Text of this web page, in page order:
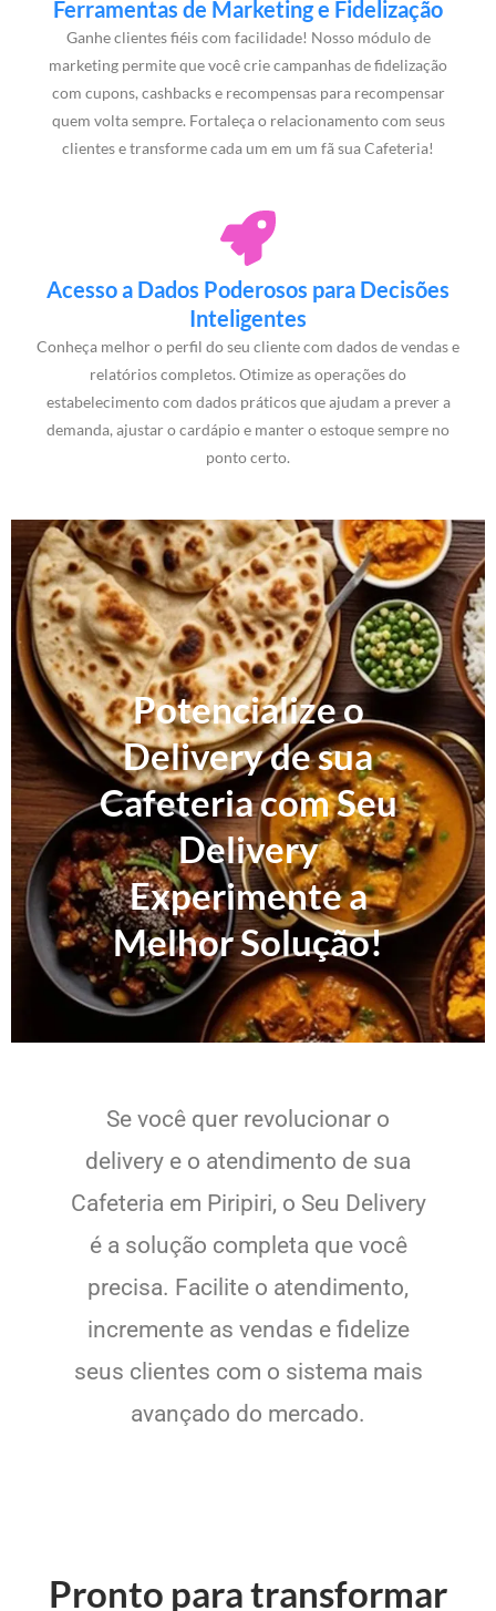
Ferramentas de Marketing e Fidelização
Ganhe clientes fiéis com facilidade! Nosso módulo de
marketing permite que você crie campanhas de fidelização
com cupons, cashbacks e recompensas para recompensar
quem volta sempre. Fortaleça o relacionamento com seus
clientes e transforme cada um em um fã sua Cafeteria!
Acesso a Dados Poderosos para Decisões
Inteligentes
Conheça melhor o perfil do seu cliente com dados de vendas e
relatórios completos. Otimize as operações do
estabelecimento com dados práticos que ajudam a prever a
demanda, ajustar o cardápio e manter o estoque sempre no
ponto certo.
Potencialize o
Delivery de sua
Cafeteria com Seu
Delivery
Experimente a
Melhor Solução!
Se você quer revolucionar o
delivery e o atendimento de sua
Cafeteria em Piripiri, o Seu Delivery
é a solução completa que você
precisa. Facilite o atendimento,
incremente as vendas e fidelize
seus clientes com o sistema mais
avançado do mercado.
Pronto para transformar